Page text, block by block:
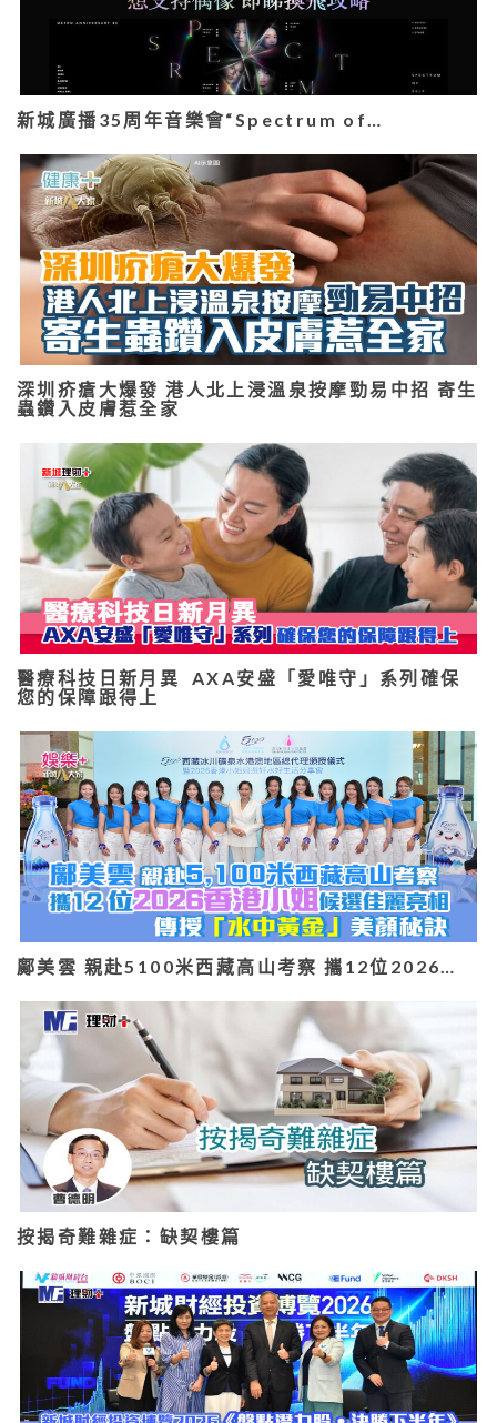
新城廣播35周年音樂會“Spectrum of…
深圳疥瘡大爆發 港人北上浸溫泉按摩勁易中招 寄生
蟲鑽入皮膚惹全家
醫療科技日新月異 AXA安盛「愛唯守」系列確保
您的保障跟得上
鄺美雲 親赴5100米西藏高山考察 攜12位2026…
按揭奇難雜症：缺契樓篇